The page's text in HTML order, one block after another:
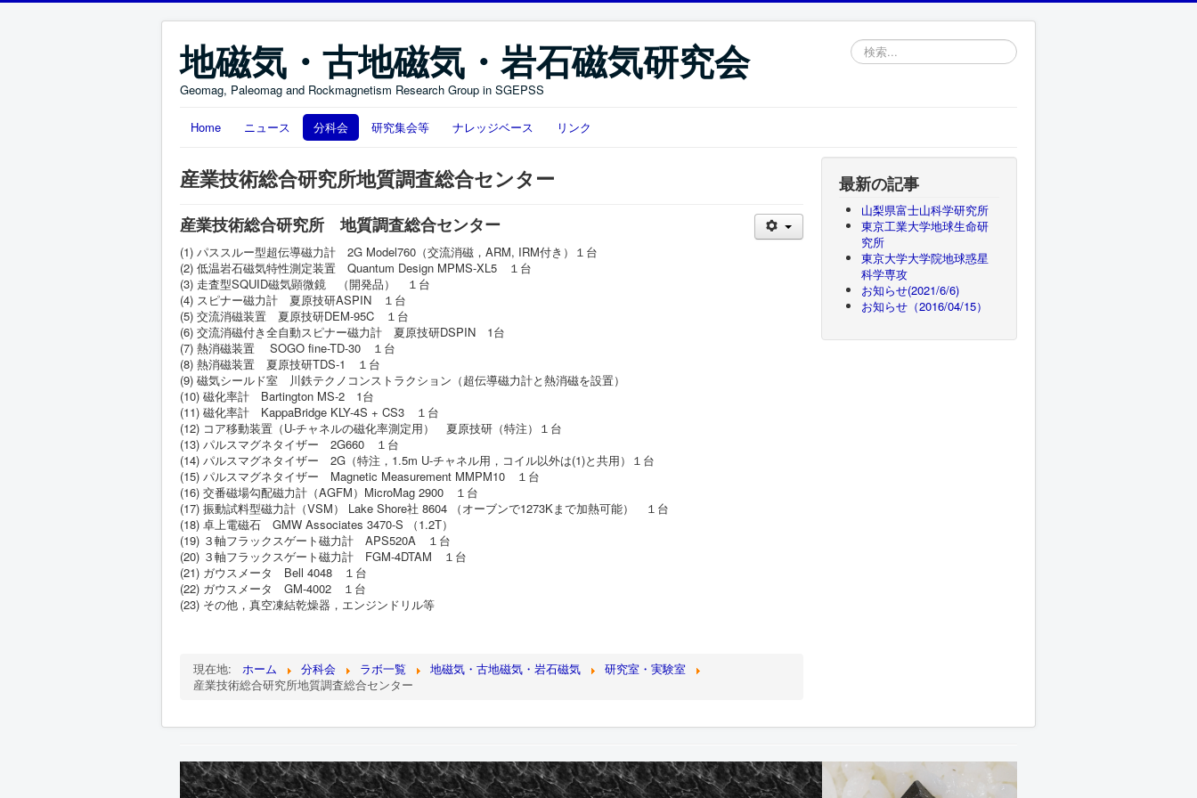
地磁気・古地磁気・岩石磁気研究会
Geomag, Paleomag and Rockmagnetism Research Group in SGEPSS
検
索...
Home ニュース 分科会 研究集会等 ナレッジベース リンク
産業技術総合研究所地質調査総合センター
産業技術総合研究所 地質調査総合センター
(1) パススルー型超伝導磁力計 2G Model760（交流消磁，ARM, IRM付き）１台
(2) 低温岩石磁気特性測定装置 Quantum Design MPMS-XL5 １台
(3) 走査型SQUID磁気顕微鏡 （開発品） １台
(4) スピナー磁力計 夏原技研ASPIN １台
(5) 交流消磁装置 夏原技研DEM-95C １台
(6) 交流消磁付き全自動スピナー磁力計 夏原技研DSPIN 1台
(7) 熱消磁装置 SOGO fine-TD-30 １台
(8) 熱消磁装置 夏原技研TDS-1 １台
(9) 磁気シールド室 川鉄テクノコンストラクション（超伝導磁力計と熱消磁を設置）
(10) 磁化率計 Bartington MS-2 1台
(11) 磁化率計 KappaBridge KLY-4S + CS3 １台
(12) コア移動装置（U-チャネルの磁化率測定用） 夏原技研（特注）１台
(13) パルスマグネタイザー 2G660 １台
(14) パルスマグネタイザー 2G（特注，1.5m U-チャネル用，コイル以外は(1)と共用）１台
(15) パルスマグネタイザー Magnetic Measurement MMPM10 １台
(16) 交番磁場勾配磁力計（AGFM）MicroMag 2900 １台
(17) 振動試料型磁力計（VSM） Lake Shore社 8604 （オーブンで1273Kまで加熱可能） １台
(18) 卓上電磁石 GMW Associates 3470-S （1.2T）
(19) ３軸フラックスゲート磁力計 APS520A １台
(20) ３軸フラックスゲート磁力計 FGM-4DTAM １台
(21) ガウスメータ Bell 4048 １台
(22) ガウスメータ GM-4002 １台
(23) その他，真空凍結乾燥器，エンジンドリル等
現在地: ホーム 分科会 ラボ一覧 地磁気・古地磁気・岩石磁気
研究室・実験室
産業技術総合研究所地質調査総合センター
最新の記事
山梨県富士山科学研究所
東京工業大学地球生命研
究所
東京大学大学院地球惑星
科学専攻
お知らせ(2021/6/6)
お知らせ（2016/04/15）